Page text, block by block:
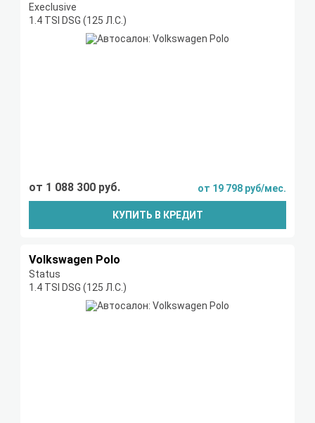
Execlusive
1.4 TSI DSG (125 Л.С.)
от 1 088 300 руб. от 19 798 руб/мес.
КУПИТЬ В КРЕДИТ
Volkswagen Polo
Status
1.4 TSI DSG (125 Л.С.)